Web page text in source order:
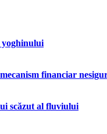
financiar
scăzut al fluviului